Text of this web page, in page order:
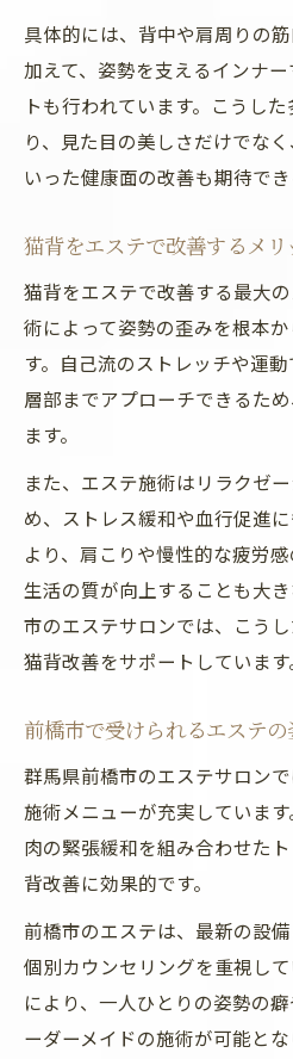
エステで体質や悩み
気になる猫背をエステで
エステでできる猫背
エステ施術と自宅ケ
猫背が気になる人に
エステ利用時のカ
ト
猫背対策に役立つエ
美容と健康を両立する姿
猫背改善に役立つエ
エステ施術とライフ
美容意識を高めるエ
エステで得られる健
セルフケアとエステで続
れ
携
エステ体験後に行う
ント
エステの専門知識を
具体的には、背中や肩周りの
加えて、姿勢を支えるインナ
トも行われています。こうし
り、見た目の美しさだけでな
いった健康面の改善も期待でき
猫背をエステで改善するメリ
猫背をエステで改善する最大
術によって姿勢の歪みを根本
す。自己流のストレッチや運
層部までアプローチできるた
ます。
また、エステ施術はリラクゼ
め、ストレス緩和や血行促進
より、肩こりや慢性的な疲労
生活の質が向上することも大
市のエステサロンでは、こう
猫背改善をサポートしています
前橋市で受けられるエステ
群馬県前橋市のエステサロン
施術メニューが充実していま
肉の緊張緩和を組み合わせた
背改善に効果的です。
前橋市のエステは、最新の設備
個別カウンセリングを重視し
により、一人ひとりの姿勢の
ーダーメイドの施術が可能と